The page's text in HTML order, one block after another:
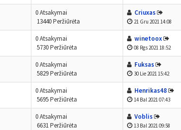
0 Atsakymai
13440 Peržiūrėta
Criuxas
21 Gru 2021 14:08
0 Atsakymai
5730 Peržiūrėta
winetoox
08 Rgs 2021 18:52
0 Atsakymai
5829 Peržiūrėta
Fuksas
30 Lie 2021 15:42
0 Atsakymai
5695 Peržiūrėta
Henrikas48
14 Bal 2021 07:43
0 Atsakymai
6631 Peržiūrėta
Voblis
13 Bal 2021 09:58